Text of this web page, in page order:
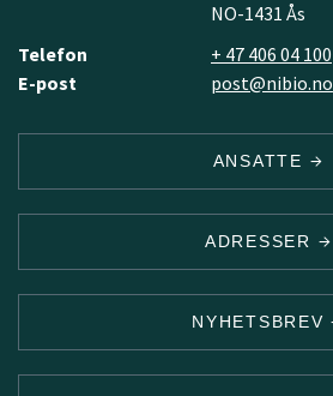
NO-1431 Ås
Telefon
+ 47 406 04 100
E-post
post@nibio.no
ANSATTE
ADRESSER
NYHETSBREV